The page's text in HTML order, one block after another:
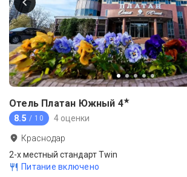
Отель Платан Южный 4★
8.5 / 10 4 оценки
Краснодар
2-x местный стандарт Twin
Питание включено